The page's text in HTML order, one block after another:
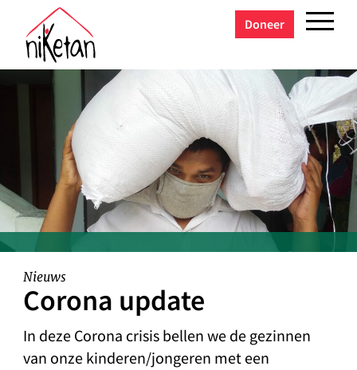
Doneer
Nieuws
Corona update
In deze Corona crisis bellen we de gezinnen
van onze kinderen/jongeren met een